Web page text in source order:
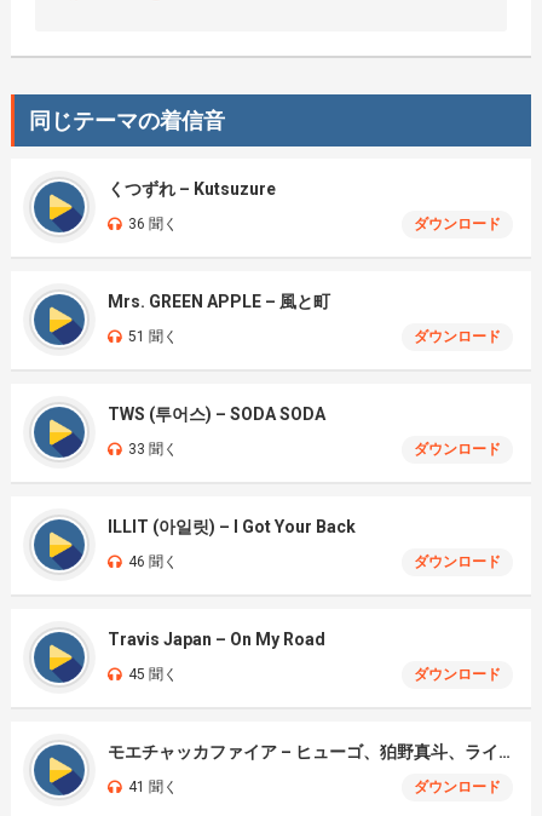
同じテーマの着信音
くつずれ – Kutsuzure
36 聞く ダウンロード
Mrs. GREEN APPLE – 風と町
51 聞く ダウンロード
TWS (투어스) – SODA SODA
33 聞く ダウンロード
ILLIT (아일릿) – I Got Your Back
46 聞く ダウンロード
Travis Japan – On My Road
45 聞く ダウンロード
モエチャッカファイア – ヒューゴ、狛野真斗、ライト、セヴェリアン (Cover )
41 聞く ダウンロード